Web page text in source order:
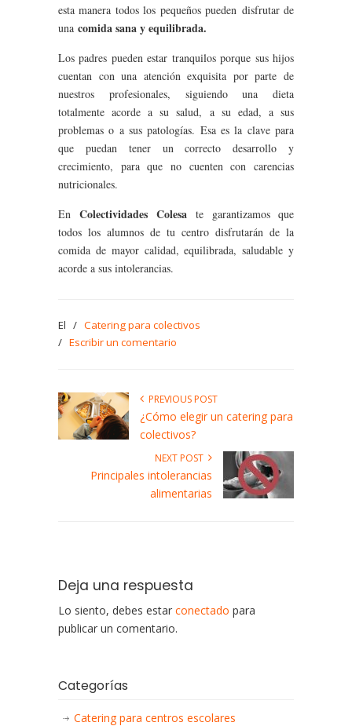
esta manera todos los pequeños pueden disfrutar de
una comida sana y equilibrada.
Los padres pueden estar tranquilos porque sus hijos
cuentan con una atención exquisita por parte de
nuestros profesionales, siguiendo una dieta
totalmente acorde a su salud, a su edad, a sus
problemas o a sus patologías. Esa es la clave para
que puedan tener un correcto desarrollo y
crecimiento, para que no cuenten con carencias
nutricionales.
En
Colectividades Colesa
te garantizamos que
todos los alumnos de tu centro disfrutarán de la
comida de mayor calidad, equilibrada, saludable y
acorde a sus intolerancias.
El / Catering para colectivos
/ Escribir un comentario
PREVIOUS POST
¿Cómo elegir un catering para
colectivos?
NEXT POST
Principales intolerancias
alimentarias
Deja una respuesta
Lo siento, debes estar conectado para
publicar un comentario.
Categorías
Catering para centros escolares